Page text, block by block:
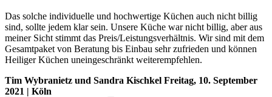
Das solche individuelle und hochwertige Küchen auch nicht billig
sind, sollte jedem klar sein. Unsere Küche war nicht billig, aber aus
meiner Sicht stimmt das Preis/Leistungsverhältnis. Wir sind mit dem
Gesamtpaket von Beratung bis Einbau sehr zufrieden und können
Heiliger Küchen uneingeschränkt weiterempfehlen.
Tim Wybranietz und Sandra Kischkel Freitag, 10. September
2021 | Köln